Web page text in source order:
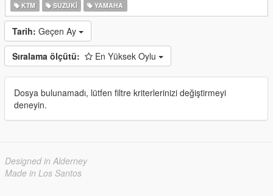
KTM
SUZUKI YAMAHA
Tarih: Geçen Ay
Sıralama ölçütü: En Yüksek Oylu
Dosya bulunamadı, lütfen filtre kriterlerinizi değiştirmeyi
deneyin.
Designed in Alderney
Made in Los Santos